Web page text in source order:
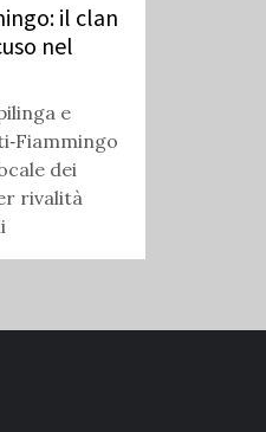
il clan
nel
e
dei
rivalità